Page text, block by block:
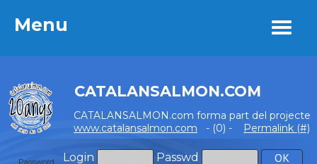
Menu
CATALANSALMON.COM
CATALANSALMON.com forma part del projecte
www.catalansalmon.com - (0) - Permalink (#)
Login Passwd
Password
Menu